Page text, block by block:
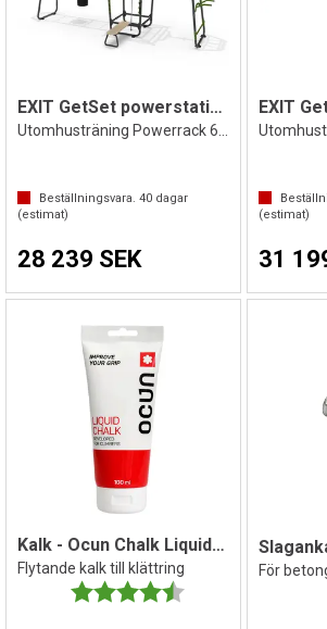
EXIT GetSet powerstation PS610
Beställningsvara. 40 dagar
(estimat)
28 239 SEK
(estimat)
31
Kalk - Ocun Chalk Liquid 100 ml
Flytande kalk till klättring
Betyg:
4.7 utav 5 stjärnor
För